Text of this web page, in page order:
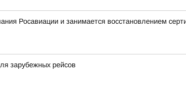
Росавиации и занимается восстановлением
зарубежных рейсов